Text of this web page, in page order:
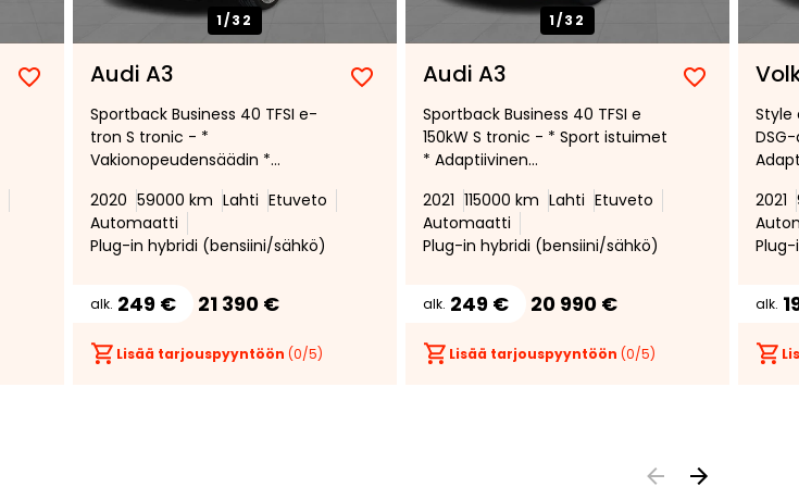
Lisää
suosikiksi
Poista
suosikeista
1/32
Audi A3
Lisää
suosikiksi
Poista
suosikeista
Sportback Business 40 TFSI e-
tron S tronic - *
Vakionopeudensäädin *
System * LED-ajovalot * Navi *
KESSY * Pysäköintitutkat * Juuri
huollettu *
2020 59000 km Lahti Etuveto
Automaatti
Plug-in hybridi (bensiini/sähkö)
alk. 249 € 21 390 €
Lisää tarjouspyyntöön (0/5)
1/32
Audi A3
Lisää
suosikiksi
Poista
Sportback Business 40 TFSI e
150kW S tronic - * Sport istuimet
* Adaptiivinen
Vetokoukku * Pysäköintitutkat *
Matrix-Beam * Lisälämmitin *
Digimittaristo *
2021 115000 km Lahti Etuveto
Automaatti
Plug-in hybridi (bensiini/sähkö)
alk. 249 € 20 990 €
Lisää tarjouspyyntöön (0/5)
Style
2021
alk.